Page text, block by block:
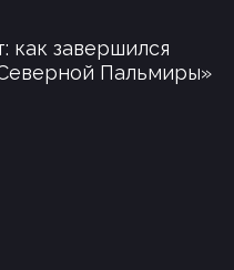
как завершился
Пальмиры»